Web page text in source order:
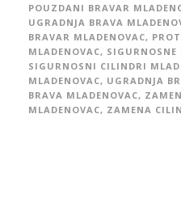
POUZDANI BRAVAR
UGRADNJA BRAVA
BRAVAR MLADENOVAC,
MLADENOVAC, SIGURNOSNE
SIGURNOSNI CILINDRI
MLADENOVAC, UGRADNJA
BRAVA MLADENOVAC,
MLADENOVAC, ZAMENA